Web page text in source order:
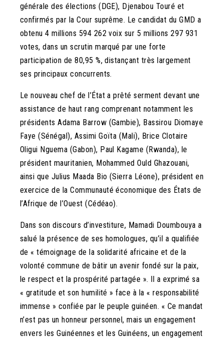
générale des élections (DGE), Djenabou Touré et
confirmés par la Cour suprême. Le candidat du GMD a
obtenu 4 millions 594 262 voix sur 5 millions 297 931
votes, dans un scrutin marqué par une forte
participation de 80,95 %, distançant très largement
ses principaux concurrents.
Le nouveau chef de l’État a prêté serment devant une
assistance de haut rang comprenant notamment les
présidents Adama Barrow (Gambie), Bassirou Diomaye
Faye (Sénégal), Assimi Goïta (Mali), Brice Clotaire
Oligui Nguema (Gabon), Paul Kagame (Rwanda), le
président mauritanien, Mohammed Ould Ghazouani,
ainsi que Julius Maada Bio (Sierra Léone), président en
exercice de la Communauté économique des États de
l’Afrique de l’Ouest (Cédéao).
Dans son discours d’investiture, Mamadi Doumbouya a
salué la présence de ses homologues, qu’il a qualifiée
de « témoignage de la solidarité africaine et de la
volonté commune de bâtir un avenir fondé sur la paix,
le respect et la prospérité partagée ». Il a exprimé sa
« gratitude et son humilité » face à la « responsabilité
immense » confiée par le peuple guinéen. « Ce mandat
n’est pas un honneur personnel, mais un engagement
envers les Guinéennes et les Guinéens, un engagement